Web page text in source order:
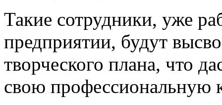
Такие сотрудники, уже
предприятии, будут
творческого плана, что
свою профессиональную